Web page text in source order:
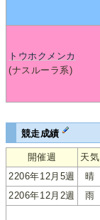
トウホクメンカ
(ナスルーラ系)
競走成績
開催週 天気
2206年12月5週
晴
2206年12月2週
雨